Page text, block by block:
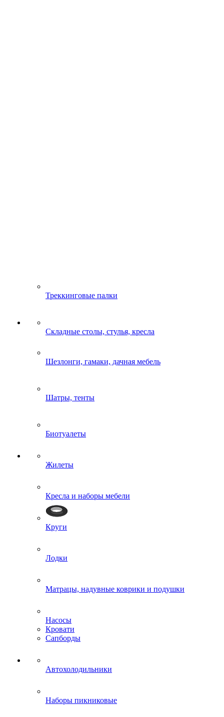
Треккинговые палки
Складные столы, стулья, кресла
Шезлонги, гамаки, дачная мебель
Шатры, тенты
Биотуалеты
Жилеты
Кресла и наборы мебели
Круги
Лодки
Матрацы, надувные коврики и подушки
Насосы
Кровати
Сапборды
Автохолодильники
Наборы пикниковые